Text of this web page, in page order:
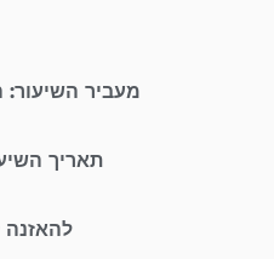
מעביר השיעור:
תאריך
להאזנה